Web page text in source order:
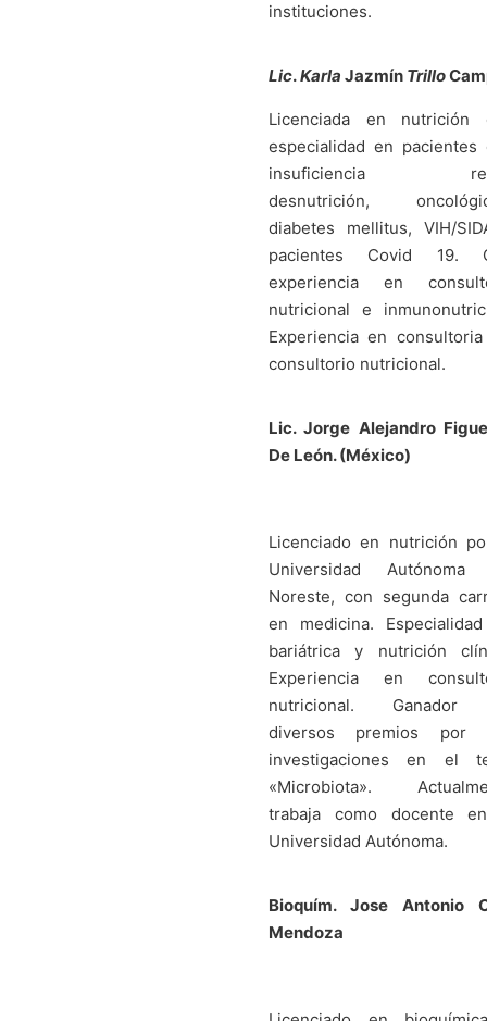
instituciones.
Lic.Karla Jazmín Trillo
Licenciada en nutrición
especialidad en pacientes
insuficiencia
desnutrición,
diabetes mellitus, VIH/
pacientes Covid 19.
experiencia en
nutricional e
Experiencia en
consultorio nutricional.
Lic. Jorge Alejandro
De León.(México)
Licenciado en nutrición
Universidad Autónoma
Noreste, con segunda
en medicina.
bariátrica y nutrición
Experiencia en
nutricional. Ganador
diversos premios por
investigaciones en el
«Microbiota».
trabaja como docente
Universidad Autónoma.
Bioquím. Jose Antonio
Mendoza